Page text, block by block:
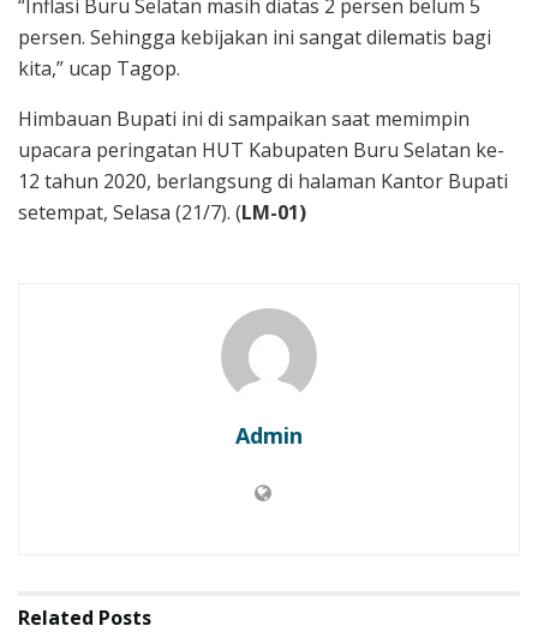
“Inflasi Buru Selatan masih diatas 2 persen belum 5
persen. Sehingga kebijakan ini sangat dilematis bagi
kita,” ucap Tagop.
Himbauan Bupati ini di sampaikan saat memimpin
upacara peringatan HUT Kabupaten Buru Selatan ke-
12 tahun 2020, berlangsung di halaman Kantor Bupati
setempat, Selasa (21/7). (LM-01)
Admin
Related Posts